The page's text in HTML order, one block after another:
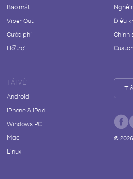
Bảo mật
Viber Out
Cước phí
Hỗ trợ
Nghề
Điều
Chính
TẢI VỀ
Android
iPhone & iPad
Windows PC
Mac
Linux
© 2026